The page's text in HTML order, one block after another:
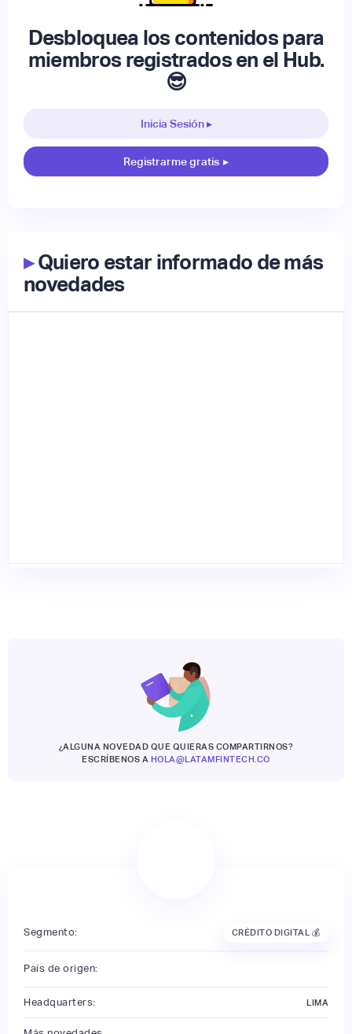
Desbloquea los contenidos para
miembros registrados en el Hub.
😎
Inicia Sesión ▸
Registrarme gratis ▸
▸Quiero estar informado de más
novedades
¿ALGUNA NOVEDAD QUE QUIERAS COMPARTIRNOS?
ESCRÍBENOS A HOLA@LATAMFINTECH.CO
Segmento: CRÉDITO DIGITAL 💰
País de origen:
Headquarters: LIMA